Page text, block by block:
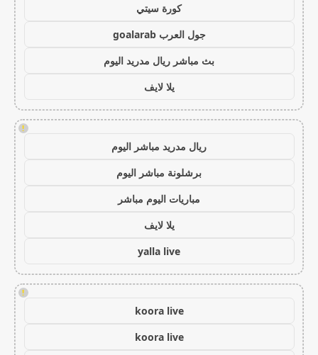
كورة سيتي
جول العرب goalarab
بث مباشر ريال مدريد اليوم
يلا لايف
!
ريال مدريد مباشر اليوم
برشلونة مباشر اليوم
مباريات اليوم مباشر
يلا لايف
yalla live
!
koora live
koora live